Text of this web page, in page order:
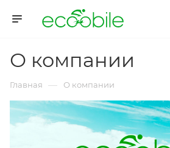
О компании
Главная — О компании